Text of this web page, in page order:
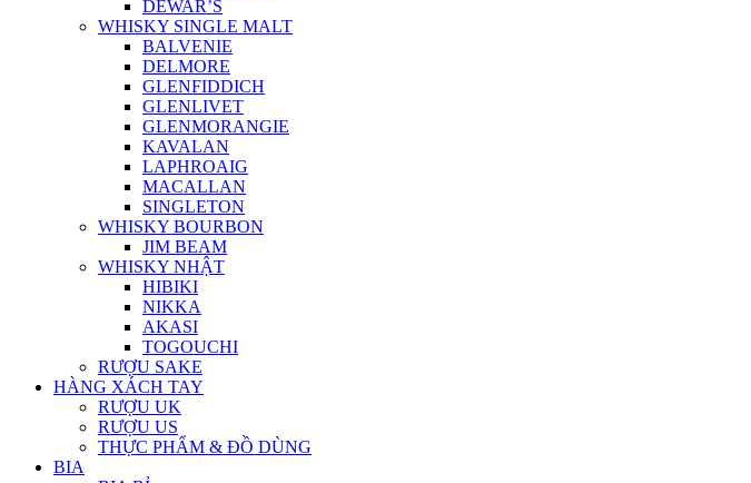
DEWAR’S
WHISKY SINGLE MALT
BALVENIE
DELMORE
GLENFIDDICH
GLENLIVET
GLENMORANGIE
KAVALAN
LAPHROAIG
MACALLAN
SINGLETON
WHISKY BOURBON
JIM BEAM
WHISKY NHẬT
HIBIKI
NIKKA
AKASI
TOGOUCHI
RƯỢU SAKE
HÀNG XÁCH TAY
RƯỢU UK
RƯỢU US
THỰC PHẨM & ĐỒ DÙNG
BIA